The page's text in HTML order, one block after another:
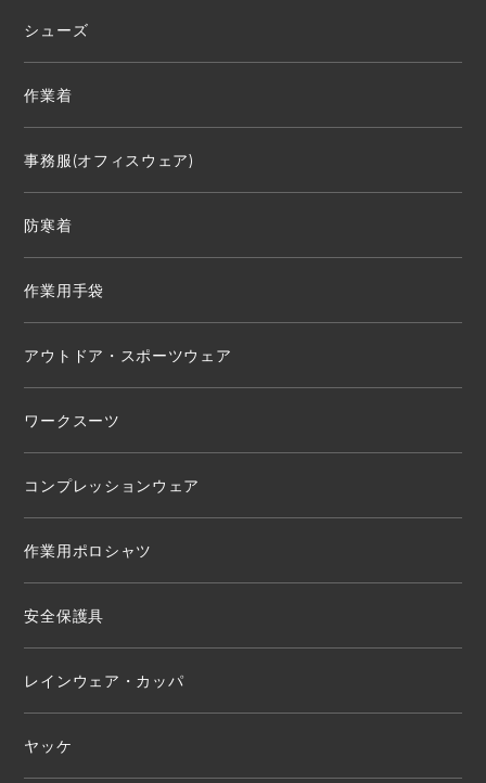
シューズ
作業着
事務服(オフィスウェア)
防寒着
作業用手袋
アウトドア・スポーツウェア
ワークスーツ
コンプレッションウェア
作業用ポロシャツ
安全保護具
レインウェア・カッパ
ヤッケ